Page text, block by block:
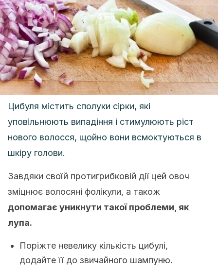
Цибуля містить сполуки сірки, які
уповільнюють випадіння і стимулюють ріст
нового волосся, щойно вони всмоктуються в
шкіру голови.
Завдяки своїй протигрибковій дії цей овоч
зміцнює волосяні фолікули, а також
допомагає уникнути такої проблеми, як
лупа.
Поріжте невелику кількість цибулі,
додайте її до звичайного шампуню.